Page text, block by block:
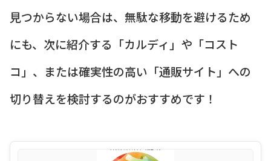
見つからない場合は、無駄な移動を避けるため
にも、次に紹介する「カルディ」や「コスト
コ」、または確実性の高い「通販サイト」への
切り替えを検討するのがおすすめです！